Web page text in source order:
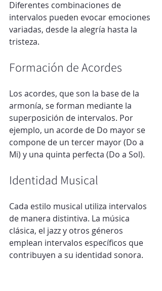
Diferentes combinaciones de
intervalos pueden evocar emociones
variadas, desde la alegría hasta la
tristeza.
Formación de Acordes
Los acordes, que son la base de la
armonía, se forman mediante la
superposición de intervalos. Por
ejemplo, un acorde de Do mayor se
compone de un tercer mayor (Do a
Mi) y una quinta perfecta (Do a Sol).
Identidad Musical
Cada estilo musical utiliza intervalos
de manera distintiva. La música
clásica, el jazz y otros géneros
emplean intervalos específicos que
contribuyen a su identidad sonora.